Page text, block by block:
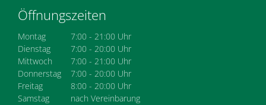
Öffnungszeiten
Montag
7:00 - 21:00 Uhr
Dienstag
7:00 - 20:00 Uhr
Mittwoch
7:00 - 21:00 Uhr
Donnerstag
7:00 - 20:00 Uhr
Freitag
8:00 - 20:00 Uhr
Samstag
nach Vereinbarung